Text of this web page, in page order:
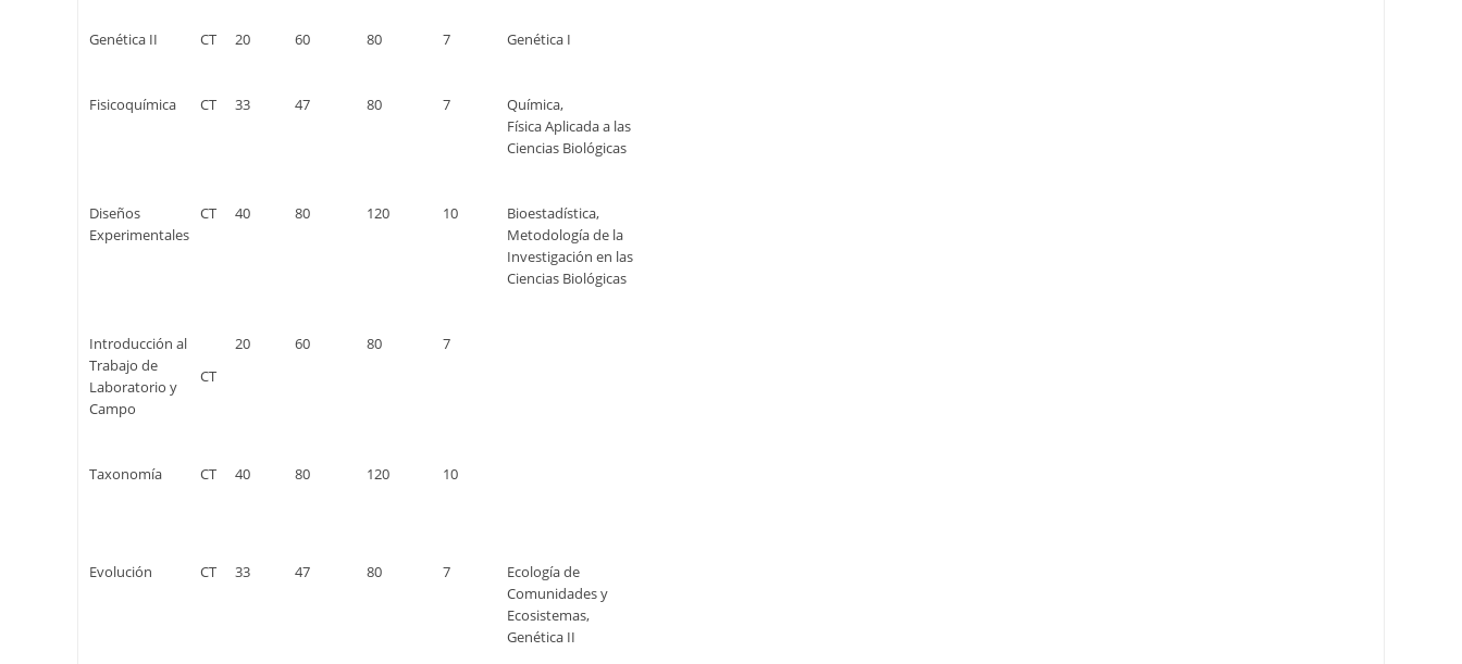
Genética II CT 20 60 80 7 Genética I
Fisicoquímica CT 33 47 80 7
Química,
Física Aplicada a las
Ciencias Biológicas
Diseños
Experimentales
CT 40 80 120 10
Bioestadística,
Metodología de la
Investigación en las
Ciencias Biológicas
Introducción al
Trabajo de
Laboratorio y
Campo
CT
20 60 80 7
Taxonomía CT 40 80 120 10
Evolución CT 33 47 80 7
Ecología de
Comunidades y
Ecosistemas,
Genética II